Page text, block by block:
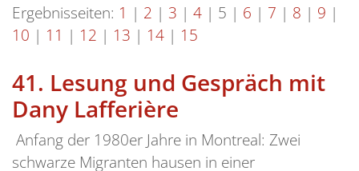
Ergebnisseiten: 1 | 2 | 3 | 4 | 5 | 6 | 7 | 8 | 9 |
10 | 11 | 12 | 13 | 14 | 15
41. Lesung und Gespräch mit
Dany Lafferière
Anfang der 1980er Jahre in Montreal: Zwei
schwarze Migranten hausen in einer